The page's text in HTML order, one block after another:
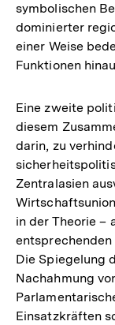
symbolischen
dominierter
einer Weise
Funktionen
Eine zweite
diesem
darin, zu
Zentralasien
in der Theorie –
Die Spiegelung
Nachahmung
Einsatzkräften